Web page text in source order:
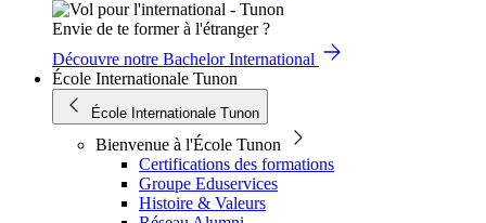
Envie de te former à l'étranger ?
Découvre notre Bachelor International
École Internationale Tunon
École Internationale Tunon
Bienvenue à l'École Tunon
Certifications des formations
Groupe Eduservices
Histoire & Valeurs